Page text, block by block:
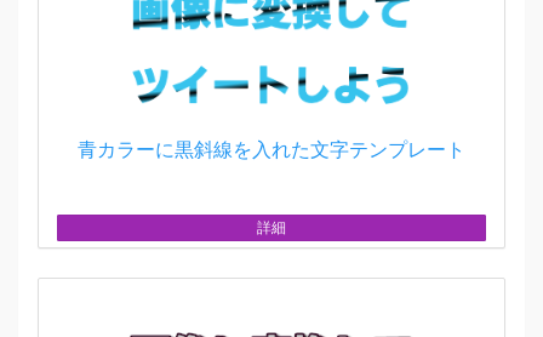
青カラーに黒斜線を入れた文字テンプレート
詳細